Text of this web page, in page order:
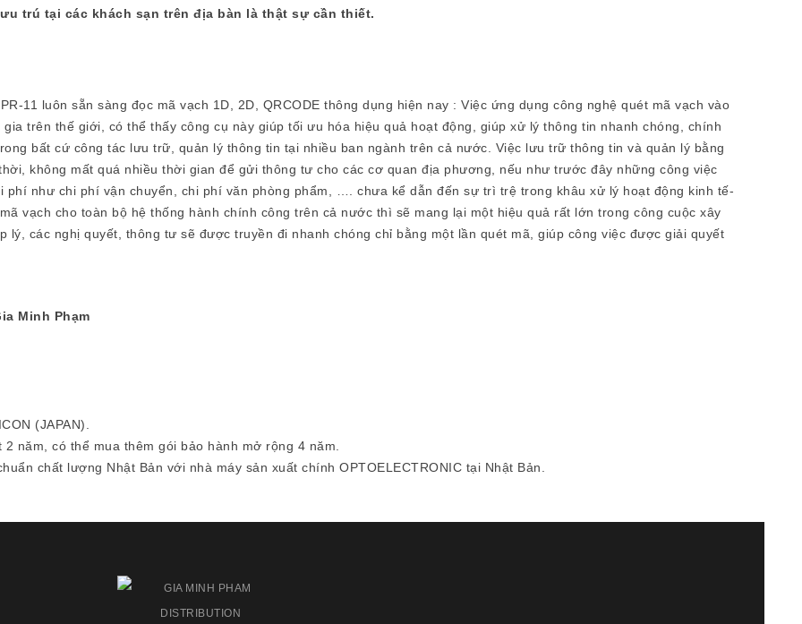
trú tại các khách sạn trên địa bàn là thật sự cần thiết.
11 luôn sẵn sàng đọc mã vạch 1D, 2D, QRCODE thông dụng hiện nay : Việc ứng dụng công nghệ quét mã vạch vào
trên thế giới, có thể thấy công cụ này giúp tối ưu hóa hiệu quả hoạt động, giúp xử lý thông tin nhanh chóng, chính
bất cứ công tác lưu trữ, quản lý thông tin tại nhiều ban ngành trên cả nước. Việc lưu trữ thông tin và quản lý bằng
không mất quá nhiều thời gian để gửi thông tư cho các cơ quan địa phương, nếu như trước đây những công việc
như chi phí vận chuyển, chi phí văn phòng phẩm, …. chưa kể dẫn đến sự trì trệ trong khâu xử lý hoạt động kinh tế-
vạch cho toàn bộ hệ thống hành chính công trên cả nước thì sẽ mang lại một hiệu quả rất lớn trong công cuộc xây
các nghị quyết, thông tư sẽ được truyền đi nhanh chóng chỉ bằng một lần quét mã, giúp công việc được giải quyết
Minh Phạm
(JAPAN).
năm, có thể mua thêm gói bảo hành mở rộng 4 năm.
chất lượng Nhật Bản với nhà máy sản xuất chính OPTOELECTRONIC tại Nhật Bản.